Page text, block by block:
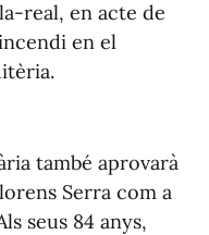
real, en acte de
en el
també aprovarà
Serra com a
seus 84 anys,